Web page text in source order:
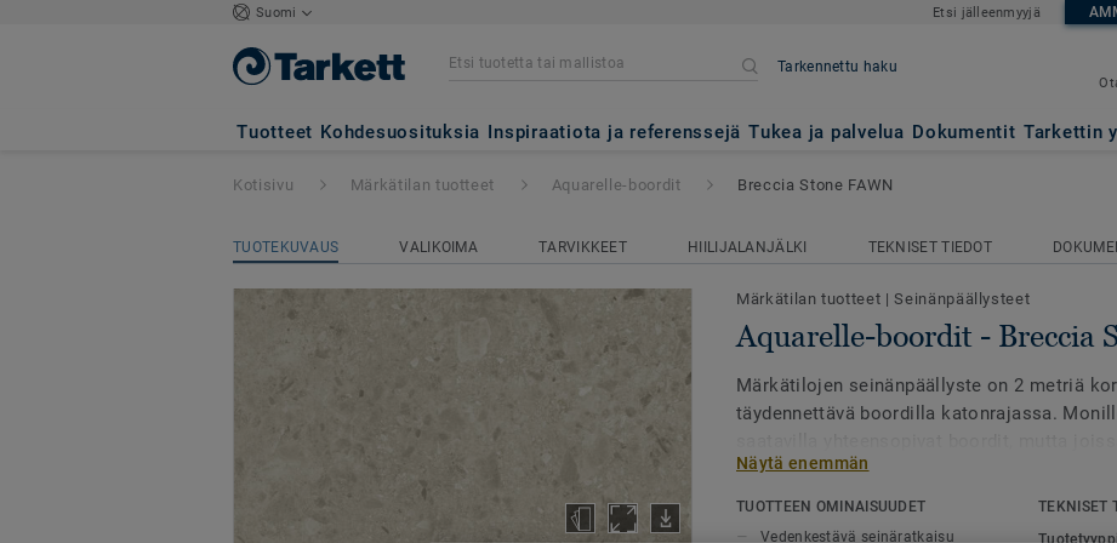
Suomi Etsi jälleenmyyjä
Tarkennettu haku
Tuotteet Kohdesuosituksia Inspiraatiota ja referenssejä Tukea ja palvelua Dokumentit Tarkettin
Aquarelle-boordit - Breccia Stone FAWN
Kotisivu Märkätilan tuotteet Aquarelle-boordit Breccia Stone FAWN
TUOTEKUVAUS VALIKOIMA TARVIKKEET HIILIJALANJÄLKI TEKNISET TIEDOT
Märkätilan tuotteet |Seinänpäällysteet
Aquarelle-boordit - Breccia
Märkätilojen seinänpäällyste on 2 metriä
täydennettävä boordilla katonrajassa.
seiniä tulee täydentää yksivärisillä
seinänpäällyste valmistetaan eri aikaan,
Näytä enemmän
TUOTTEEN OMINAISUUDET
Vedenkestävä seinäratkaisu
TEKNISET